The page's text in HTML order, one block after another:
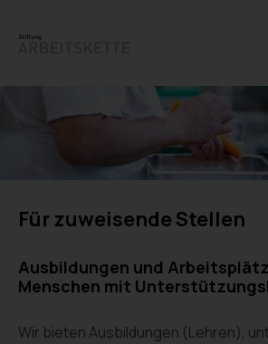
Für zuweisende Stellen
Ausbildungen und
Menschen mit
Wir bieten Ausbildungen (Lehren),